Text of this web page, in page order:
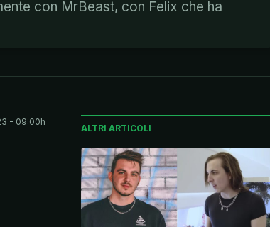
con MrBeast, con Felix che ha
- 09:00h
ALTRI ARTICOLI